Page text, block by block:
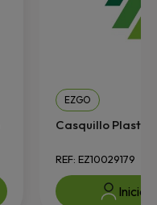
EZGO
Casquillo
REF: EZ10029179
Inicia